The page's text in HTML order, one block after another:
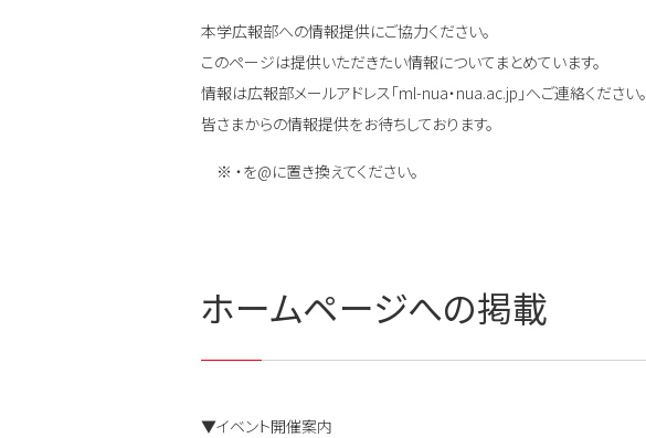
本学広報部への情報提供にご協力ください。
このページは提供いただきたい情報についてまとめています。
情報は広報部メールアドレス「ml-nua・nua.ac.jp」へご連絡ください。
皆さまからの情報提供をお待ちしております。
※ ・を@に置き換えてください。
ホームページへの掲載
▼イベント開催案内